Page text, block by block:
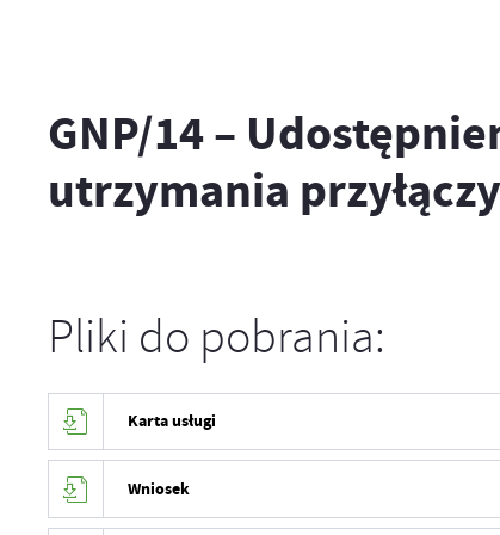
GNP/14 –
utrzymania
Pliki do pobrania:
Karta usługi
Wniosek